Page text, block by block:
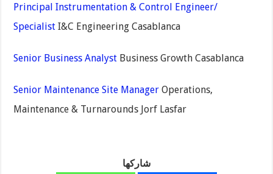
Principal Instrumentation & Control Engineer/
SpecialistI&C Engineering Casablanca
Senior Business AnalystBusiness Growth Casablanca
Senior Maintenance Site ManagerOperations,
Maintenance & Turnarounds Jorf Lasfar
شاركها